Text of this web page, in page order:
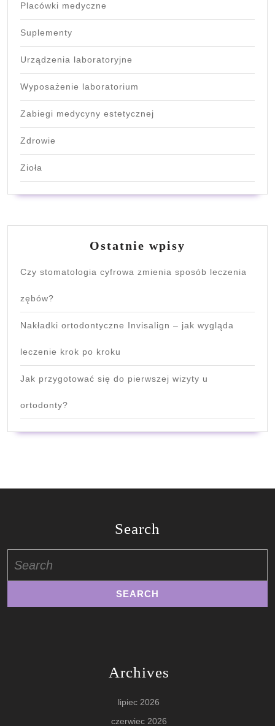
Placówki medyczne
Suplementy
Urządzenia laboratoryjne
Wyposażenie laboratorium
Zabiegi medycyny estetycznej
Zdrowie
Zioła
Ostatnie wpisy
Czy stomatologia cyfrowa zmienia sposób leczenia
zębów?
Nakładki ortodontyczne Invisalign – jak wygląda
leczenie krok po kroku
Jak przygotować się do pierwszej wizyty u
ortodonty?
Search
for:
Archives
lipiec 2026
czerwiec 2026